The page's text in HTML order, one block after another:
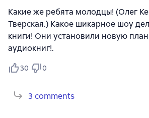
Какие же ребята молодцы! (Олег
Тверская.) Какое шикарное шоу
книги! Они установили новую
аудиокниг!.
30 0
3 comments